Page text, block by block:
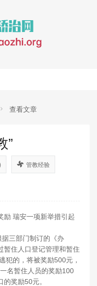
查看文章
”
管教经验
瑞安一项新举措引起
三部门制订的《办
暂住人口登记管理和暂住
犯的，将被奖励500元，
名暂住人员的奖励100
奖励50元。